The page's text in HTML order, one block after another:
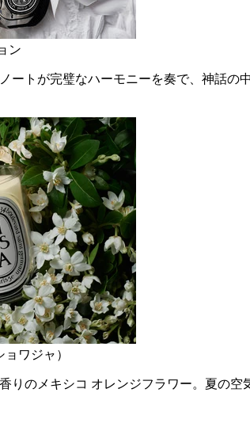
ン
ートが完璧なハーモニーを奏で、神話の
ワジャ）
りのメキシコ オレンジフラワー。夏の空